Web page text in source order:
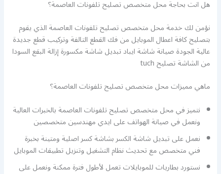
هل انت بحاجة محل متخصص تصليح تلفونات العاصمة؟
نؤمن لك خدمة محل متخصص تصليح تلفونات العاصمة الذي يقوم
بتصليح كافة اعطال الموبايل من فك القطع التالفة وتركيب قطع جديدة
عالية الجودة صيانة شاشة ايباد تبديل شاشة مكسورة إزالة البقع السودا
من الشاشة تصليح tuch
ماهي مميزات محل متخصص تصليح تلفونات العاصمة؟
نتميز في محل متخصص تصليح تلفونات العاصمة بالخبرات العالية
ونعمل في صيانة الهواتف على ايدي مهندسين متخصصين
نعمل على تبديل شاشة الكسر بشاشة كسر اصلية ومتينة بخبرة
فني متخصص مع تحديث نظام التشغيل وتنزيل تطبيقات الموبايل
نستورد بطاريات للموبايلات تعمل لأطول فترة ممكنة ونعمل على